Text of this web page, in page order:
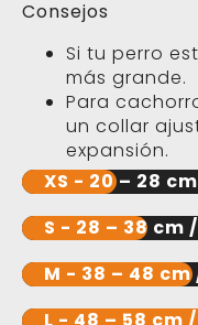
Consejos
Si tu perro
más grande.
Para
un collar
expansión.
XS - 20 – 28
S - 28 – 38 cm /
M - 38 – 48 cm